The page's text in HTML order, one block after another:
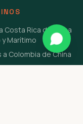
Costa Rica de China
Marítimo
a Colombia de China